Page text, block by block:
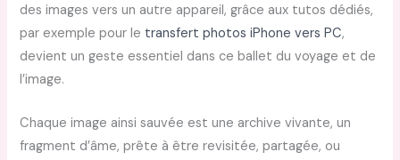
des images vers un autre appareil, grâce aux tutos dédiés,
par exemple pour le transfert photos iPhone vers PC,
devient un geste essentiel dans ce ballet du voyage et de
l’image.
Chaque image ainsi sauvée est une archive vivante, un
fragment d’âme, prête à être revisitée, partagée, ou